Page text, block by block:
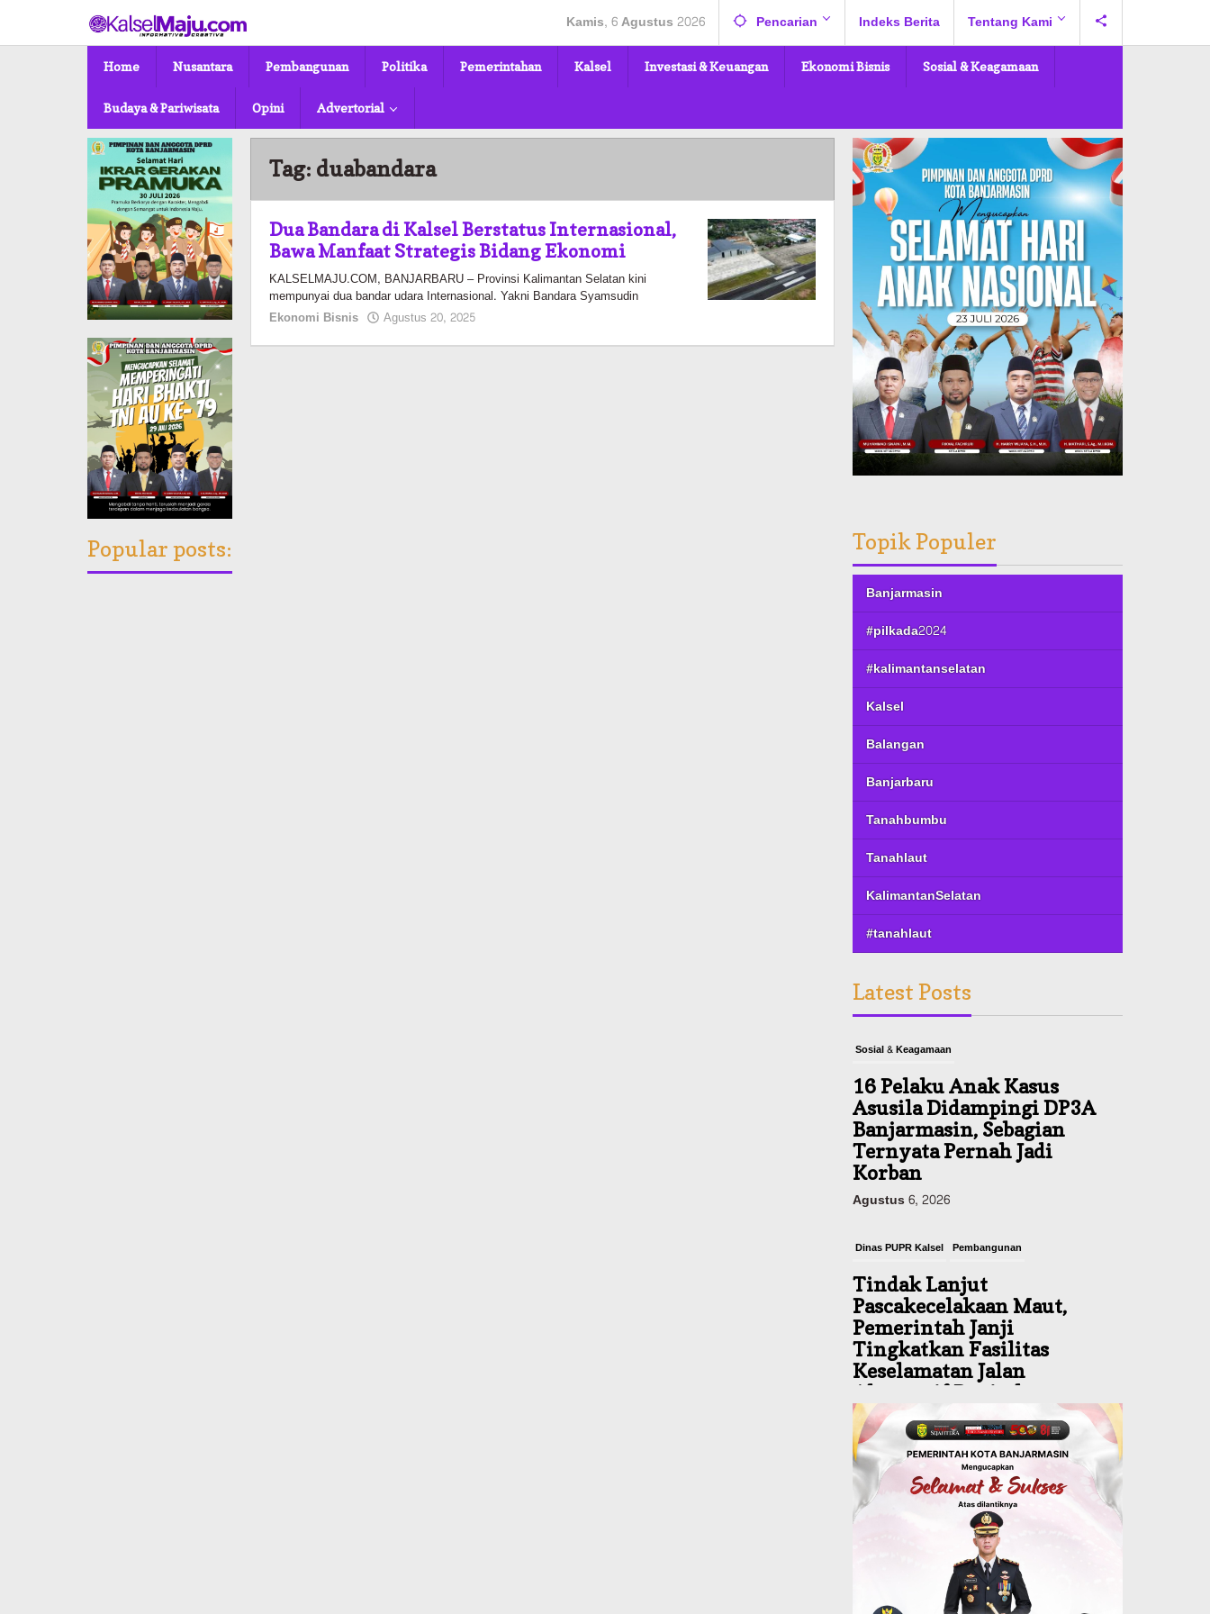
konten
Kamis, 6 Agustus 2026 Pencarian Indeks Berita Tentang Kami
Home Nusantara Pembangunan Politika Pemerintahan Kalsel Investasi & Keuangan Ekonomi Bisnis Sosial & Keagamaan
Budaya & Pariwisata Opini Advertorial
Popular posts:
Tag: duabandara
Dua Bandara di Kalsel Berstatus Internasional,
Bawa Manfaat Strategis Bidang Ekonomi
KALSELMAJU.COM, BANJARBARU – Provinsi Kalimantan Selatan kini
mempunyai dua bandar udara Internasional. Yakni Bandara Syamsudin
Ekonomi Bisnis
Agustus 20, 2025
Topik Populer
Banjarmasin
#pilkada2024
#kalimantanselatan
Kalsel
Balangan
Banjarbaru
Tanahbumbu
Tanahlaut
KalimantanSelatan
#tanahlaut
Latest Posts
Sosial & Keagamaan
16 Pelaku Anak Kasus
Asusila Didampingi DP3A
Banjarmasin, Sebagian
Ternyata Pernah Jadi
Korban
Agustus 6, 2026
Dinas PUPR Kalsel Pembangunan
Tindak Lanjut
Pascakecelakaan Maut,
Pemerintah Janji
Tingkatkan Fasilitas
Keselamatan Jalan
Alternatif Banjarbaru–
Batulicin
Agustus 6, 2026
Dinas Kehutanan Kalsel
Tahura Sultan Adam Sempat
Alami Kebakaran Lahan, Api
Berhasil Dipadamkan,
Kadishut Kalsel Memimpin